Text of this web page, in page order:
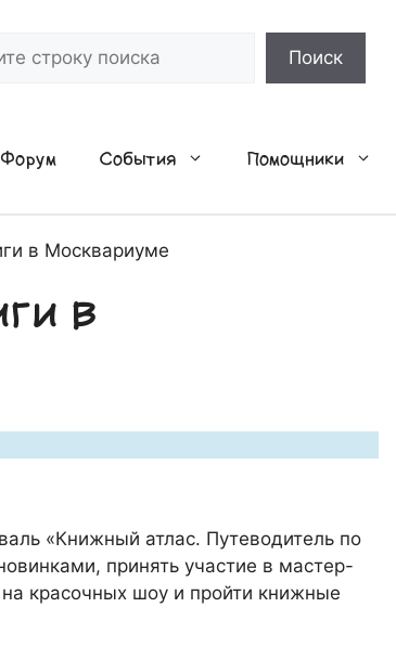
Поиск
Форум События Помощники
в Москвариуме
в
«Книжный атлас. Путеводитель по
принять участие в мастер-
красочных шоу и пройти книжные